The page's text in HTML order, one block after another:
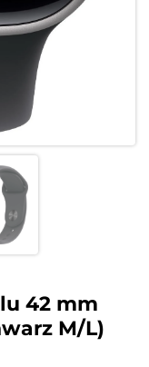
42 mm
M/L)